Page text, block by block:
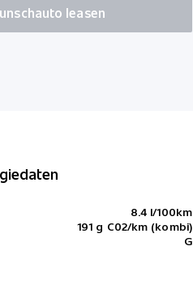
leasen
8.4 l/100km
191 g C02/km (kombi)
G